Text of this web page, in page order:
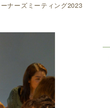
ナーズミーティング2023